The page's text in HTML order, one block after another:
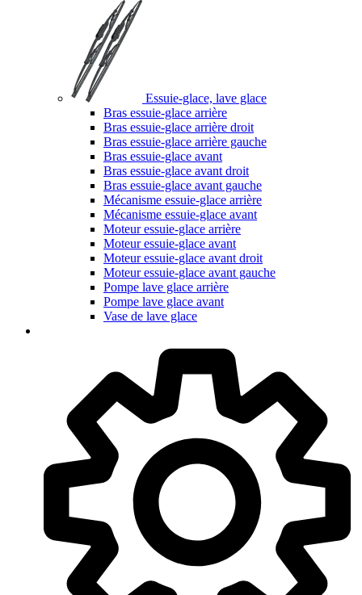
Essuie-glace, lave glace
Bras essuie-glace arrière
Bras essuie-glace arrière droit
Bras essuie-glace arrière gauche
Bras essuie-glace avant
Bras essuie-glace avant droit
Bras essuie-glace avant gauche
Mécanisme essuie-glace arrière
Mécanisme essuie-glace avant
Moteur essuie-glace arrière
Moteur essuie-glace avant
Moteur essuie-glace avant droit
Moteur essuie-glace avant gauche
Pompe lave glace arrière
Pompe lave glace avant
Vase de lave glace